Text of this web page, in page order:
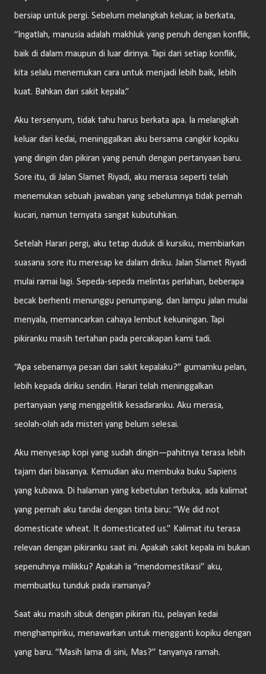
bersiap untuk pergi. Sebelum melangkah keluar, ia berkata,
“Ingatlah, manusia adalah makhluk yang penuh dengan konflik,
baik di dalam maupun di luar dirinya. Tapi dari setiap konflik,
kita selalu menemukan cara untuk menjadi lebih baik, lebih
kuat. Bahkan dari sakit kepala.”
Aku tersenyum, tidak tahu harus berkata apa. Ia melangkah
keluar dari kedai, meninggalkan aku bersama cangkir kopiku
yang dingin dan pikiran yang penuh dengan pertanyaan baru.
Sore itu, di Jalan Slamet Riyadi, aku merasa seperti telah
menemukan sebuah jawaban yang sebelumnya tidak pernah
kucari, namun ternyata sangat kubutuhkan.
Setelah Harari pergi, aku tetap duduk di kursiku, membiarkan
suasana sore itu meresap ke dalam diriku. Jalan Slamet Riyadi
mulai ramai lagi. Sepeda-sepeda melintas perlahan, beberapa
becak berhenti menunggu penumpang, dan lampu jalan mulai
menyala, memancarkan cahaya lembut kekuningan. Tapi
pikiranku masih tertahan pada percakapan kami tadi.
“Apa sebenarnya pesan dari sakit kepalaku?” gumamku pelan,
lebih kepada diriku sendiri. Harari telah meninggalkan
pertanyaan yang menggelitik kesadaranku. Aku merasa,
seolah-olah ada misteri yang belum selesai.
Aku menyesap kopi yang sudah dingin—pahitnya terasa lebih
tajam dari biasanya. Kemudian aku membuka buku Sapiens
yang kubawa. Di halaman yang kebetulan terbuka, ada kalimat
yang pernah aku tandai dengan tinta biru: “We did not
domesticate wheat. It domesticated us.” Kalimat itu terasa
relevan dengan pikiranku saat ini. Apakah sakit kepala ini bukan
sepenuhnya milikku? Apakah ia “mendomestikasi” aku,
membuatku tunduk pada iramanya?
Saat aku masih sibuk dengan pikiran itu, pelayan kedai
menghampiriku, menawarkan untuk mengganti kopiku dengan
yang baru. “Masih lama di sini, Mas?” tanyanya ramah.